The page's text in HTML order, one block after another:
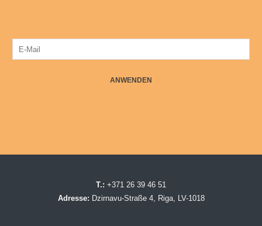
ANWENDEN
T.: +371 26 39 46 51
Adresse: Dzirnavu-Straße 4, Riga, LV-1018